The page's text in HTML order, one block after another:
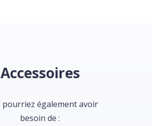
Accessoires
pourriez également avoir
besoin de :